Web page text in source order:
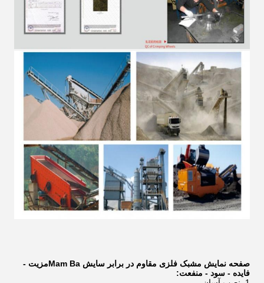
صفحه نمایش مشبک فلزی مقاوم در برابر سایش Mam Ba
مزیت -
فایده - سود - منفعت: